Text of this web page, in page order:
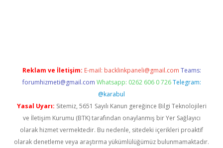
Reklam ve İletişim: E-mail: backlinkpaneli@gmail.com Teams:
forumhizmeti@gmail.com Whatsapp: 0262 606 0 726 Telegram:
@karabul
Yasal Uyarı: Sitemiz, 5651 Sayılı Kanun gereğince Bilgi Teknolojileri
ve İletişim Kurumu (BTK) tarafından onaylanmış bir Yer Sağlayıcı
olarak hizmet vermektedir. Bu nedenle, sitedeki içerikleri proaktif
olarak denetleme veya araştırma yükümlülüğümüz bulunmamaktadır.